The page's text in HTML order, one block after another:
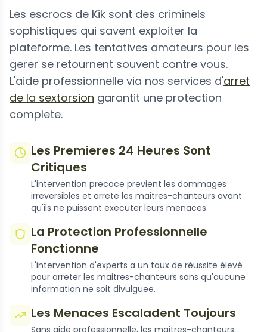
Les escrocs de Kik sont des criminels
sophistiques qui savent exploiter la
plateforme. Les tentatives amateurs pour les
gerer se retournent souvent contre vous.
L'aide professionnelle via nos services d'arret
de la sextorsion garantit une protection
complete.
Les Premieres 24 Heures Sont
Critiques
L'intervention precoce previent les dommages
irreversibles et arrete les maitres-chanteurs avant
qu'ils ne puissent executer leurs menaces.
La Protection Professionnelle
Fonctionne
L'intervention d'experts a un taux de réussite élevé
pour arreter les maitres-chanteurs sans qu'aucune
information ne soit divulguee.
Les Menaces Escaladent Toujours
Sans aide professionnelle, les maitres-chanteurs